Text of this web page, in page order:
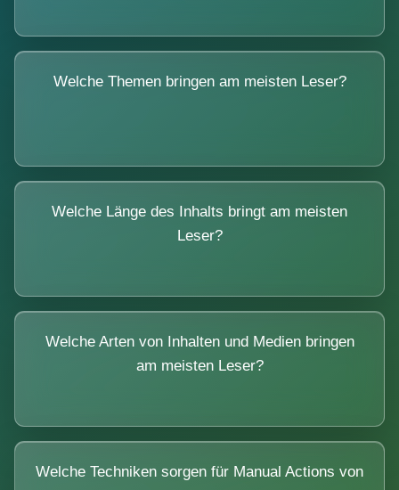
Welche Themen bringen am meisten Leser?
Welche Länge des Inhalts bringt am meisten
Leser?
Welche Arten von Inhalten und Medien bringen
am meisten Leser?
Welche Techniken sorgen für Manual Actions von